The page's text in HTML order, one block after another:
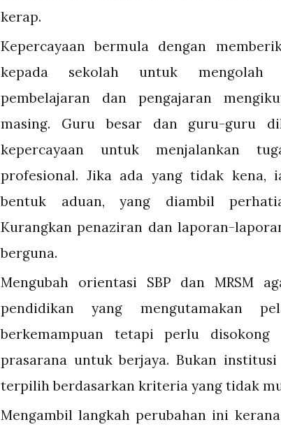
kerap.
Kepercayaan bermula dengan
kepada sekolah untuk mengolah
pembelajaran dan pengajaran
masing. Guru besar dan guru-guru
kepercayaan untuk menjalankan
profesional. Jika ada yang tidak kena,
bentuk aduan, yang diambil
Kurangkan penaziran dan laporan-
berguna.
Mengubah orientasi SBP dan MRSM
pendidikan yang mengutamakan
berkemampuan tetapi perlu
prasarana untuk berjaya. Bukan
terpilih berdasarkan kriteria yang tidak
Mengambil langkah perubahan ini